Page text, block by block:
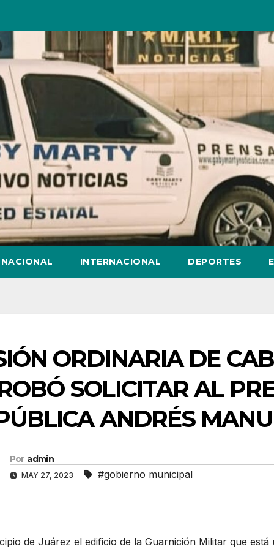
NACIONAL INTERNACIONAL DEPORTES
ORDINARIA DE
SOLICITAR AL
ANDRÉS
Por admin
MAY 27, 2023 #gobierno municipal
de Juárez el edificio de la Guarnición Militar que